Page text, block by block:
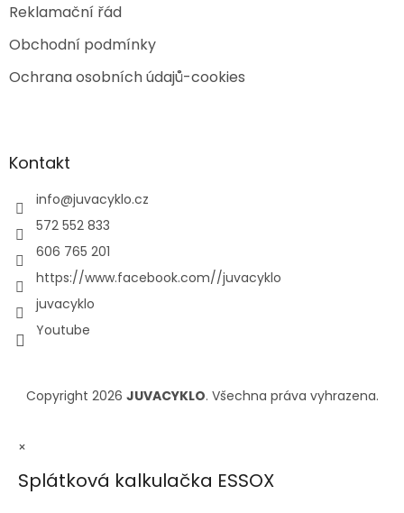
Reklamační řád
Obchodní podmínky
Ochrana osobních údajů-cookies
Kontakt
info@juvacyklo.cz
572 552 833
606 765 201
https://www.facebook.com//juvacyklo
juvacyklo
Youtube
Copyright 2026 JUVACYKLO. Všechna práva vyhrazena.
×
Splátková kalkulačka ESSOX